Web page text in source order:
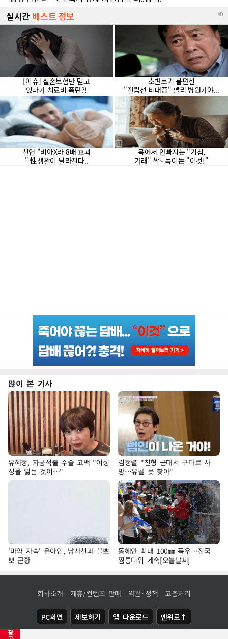
광
많이 본 기사
유혜정, 자궁적출 수술 고백 "여성
성을 잃는 것이…"
김정렬 "친형 군대서 구타로 사
망…유골 못 찾아"
'마약 자숙' 유아인, 남사친과 볼뽀
뽀 근황
동해안 최대 100㎜ 폭우…전국
찜통더위 계속[오늘날씨]
회사소개 제휴/컨텐츠 판매 약관·정책 고충처리
PC화면 제보하기 앱 다운로드 맨위로↑